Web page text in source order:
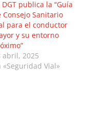
DGT publica la “Guía
Consejo Sanitario
para el conductor
y su entorno
abril, 2025
«Seguridad Vial»